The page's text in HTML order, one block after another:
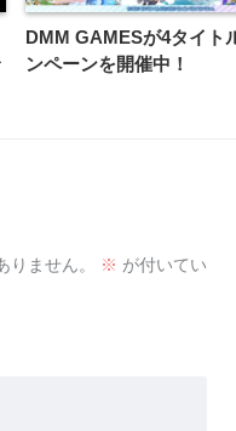
DMM GAMESが4タイト
ンペーンを開催中！
ません。 ※ が付いてい